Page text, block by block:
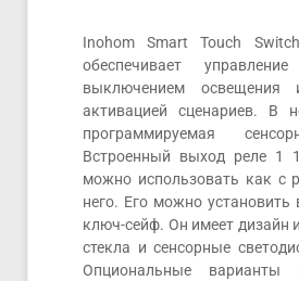
Inohom Smart Touch
обеспечивает
выключением освещения
активацией сценариев. В
программируемая
Встроенный выход реле 1
можно использовать как с
него. Его можно установить
ключ-сейф. Он имеет дизайн
стекла и сенсорные
Опциональные варианты